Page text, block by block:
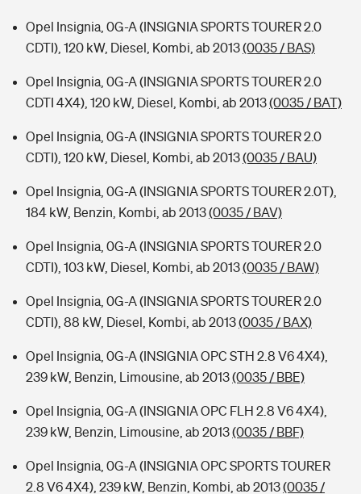
Opel Insignia, 0G-A (INSIGNIA SPORTS TOURER 2.0
CDTI), 120 kW, Diesel, Kombi, ab 2013(0035 / BAS)
Opel Insignia, 0G-A (INSIGNIA SPORTS TOURER 2.0
CDTI 4X4), 120 kW, Diesel, Kombi, ab 2013(0035 / BAT)
Opel Insignia, 0G-A (INSIGNIA SPORTS TOURER 2.0
CDTI), 120 kW, Diesel, Kombi, ab 2013(0035 / BAU)
Opel Insignia, 0G-A (INSIGNIA SPORTS TOURER 2.0T),
184 kW, Benzin, Kombi, ab 2013(0035 / BAV)
Opel Insignia, 0G-A (INSIGNIA SPORTS TOURER 2.0
CDTI), 103 kW, Diesel, Kombi, ab 2013(0035 / BAW)
Opel Insignia, 0G-A (INSIGNIA SPORTS TOURER 2.0
CDTI), 88 kW, Diesel, Kombi, ab 2013(0035 / BAX)
Opel Insignia, 0G-A (INSIGNIA OPC STH 2.8 V6 4X4),
239 kW, Benzin, Limousine, ab 2013(0035 / BBE)
Opel Insignia, 0G-A (INSIGNIA OPC FLH 2.8 V6 4X4),
239 kW, Benzin, Limousine, ab 2013(0035 / BBF)
Opel Insignia, 0G-A (INSIGNIA OPC SPORTS TOURER
2.8 V6 4X4), 239 kW, Benzin, Kombi, ab 2013(0035 /